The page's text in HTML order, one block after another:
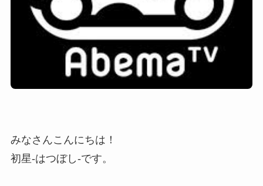
みなさんこんにちは！
初星-はつぼし-です。